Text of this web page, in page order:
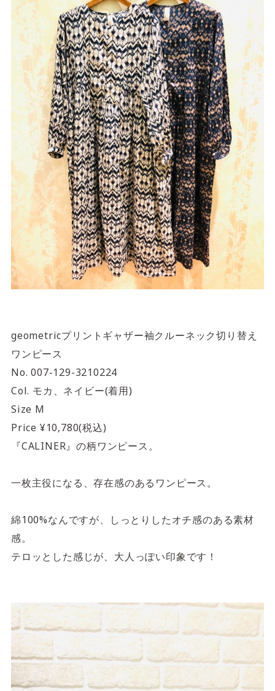
geometricプリントギャザー袖クルーネック切り替え
ワンピース
No. 007-129-3210224
Col. モカ、ネイビー(着用)
Size M
Price ¥10,780(税込)
『CALINER』の柄ワンピース。
一枚主役になる、存在感のあるワンピース。
綿100%なんですが、しっとりしたオチ感のある素材
感。
テロッとした感じが、大人っぽい印象です！